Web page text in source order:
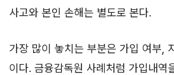
사고와 본인 손해는 별도로 본다.
가장 많이 놓치는 부분은 가입 여부,
이다. 금융감독원 사례처럼 가입내역